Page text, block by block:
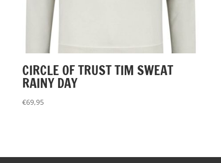
CIRCLE OF TRUST TIM SWEAT
RAINY DAY
€69,95